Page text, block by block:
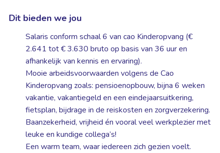
Dit bieden we jou
Salaris conform schaal 6 van cao Kinderopvang (€
2.641 tot € 3.630 bruto op basis van 36 uur en
afhankelijk van kennis en ervaring).
Mooie arbeidsvoorwaarden volgens de Cao
Kinderopvang zoals: pensioenopbouw, bijna 6 weken
vakantie, vakantiegeld en een eindejaarsuitkering,
fietsplan, bijdrage in de reiskosten en zorgverzekering.
Baanzekerheid, vrijheid én vooral veel werkplezier met
leuke en kundige collega’s!
Een warm team, waar iedereen zich gezien voelt.